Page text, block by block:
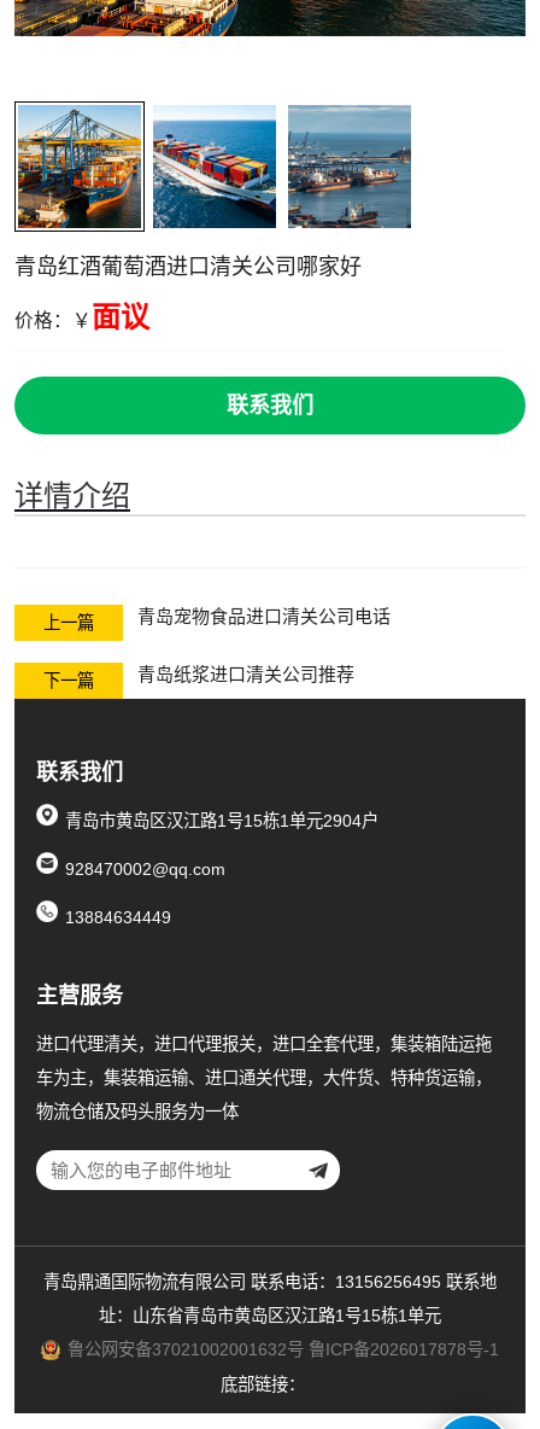
青岛红酒葡萄酒进口清关公司哪家好
价格：￥ 面议
联系我们
详情介绍
上一篇 青岛宠物食品进口清关公司电话
下一篇 青岛纸浆进口清关公司推荐
联系我们
青岛市黄岛区汉江路1号15栋1单元2904户
928470002@qq.com
13884634449
主营服务
进口代理清关，进口代理报关，进口全套代理，集装箱陆运拖
车为主，集装箱运输、进口通关代理，大件货、特种货运输，
物流仓储及码头服务为一体
青岛鼎通国际物流有限公司 联系电话：13156256495 联系地
址：山东省青岛市黄岛区汉江路1号15栋1单元
鲁公网安备37021002001632号 鲁ICP备2026017878号-1
底部链接：